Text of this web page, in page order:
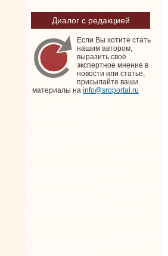
Диалог с редакцией
Если Вы хотите стать
нашим автором,
выразить своё
экспертное мнение в
новости или статье,
присылайте ваши
материалы на info@sroportal.ru